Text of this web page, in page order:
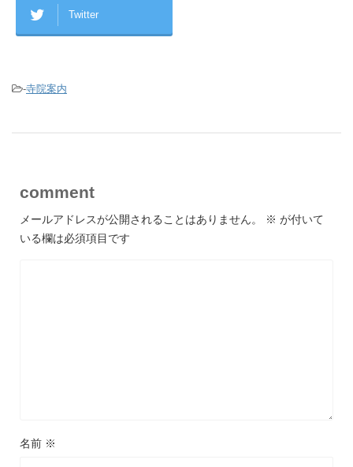
Twitter
-寺院案内
comment
メールアドレスが公開されることはありません。 ※ が付いて
いる欄は必須項目です
名前 ※